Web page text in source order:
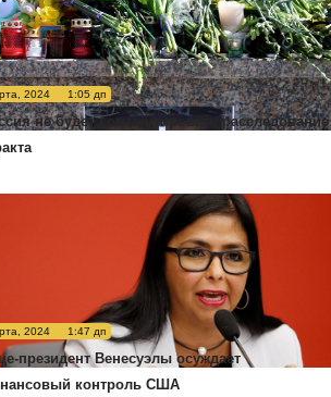
2024 1:05 дп
не будет комментировать расследование
2024 1:47 дп
президент Венесуэлы осуждает
контроль США